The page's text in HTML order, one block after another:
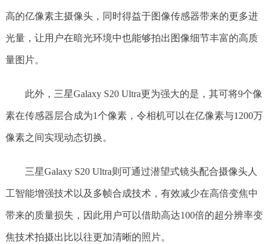
高的亿像素主摄像头，同时得益于图像传感器带来的更多进
光量，让用户在暗光环境中也能够拍出图像细节丰富的高质
量图片。
此外，三星Galaxy S20 Ultra更为强大的是，其可将9个像
素在传感器层合成为1个像素，令相机可以在亿像素与1200万
像素之间实现动态切换。
三星Galaxy S20 Ultra则可通过潜望式镜头配合摄像头人
工智能增强技术以及多帧合成技术，有效减少在高倍变焦中
带来的质量损失，因此用户可以借助高达100倍的超分辨率变
焦技术拍摄出比以往更加清晰的照片。